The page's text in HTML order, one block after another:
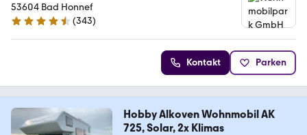
53604 Bad Honnef
4.3 Sterne
(343)
Kontakt Parken
Hobby Alkoven Wohnmobil AK
725, Solar, 2x Klimas